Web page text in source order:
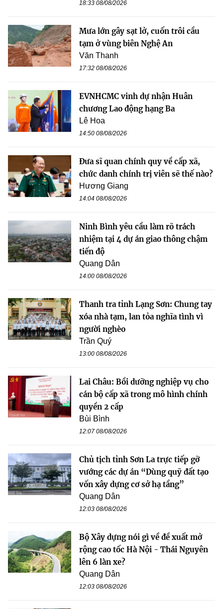
18:33 08/08/2026
Mưa lớn gây sạt lở, cuốn trôi cầu
tạm ở vùng biên Nghệ An
Văn Thanh
17:32 08/08/2026
EVNHCMC vinh dự nhận Huân
chương Lao động hạng Ba
Lê Hoa
14:50 08/08/2026
Đưa sĩ quan chính quy về cấp xã,
chức danh chính trị viên sẽ thế nào?
Hương Giang
14:04 08/08/2026
Ninh Bình yêu cầu làm rõ trách
nhiệm tại 4 dự án giao thông chậm
tiến độ
Quang Dân
14:00 08/08/2026
Thanh tra tỉnh Lạng Sơn: Chung tay
xóa nhà tạm, lan tỏa nghĩa tình vì
người nghèo
Trần Quý
13:00 08/08/2026
Lai Châu: Bồi dưỡng nghiệp vụ cho
cán bộ cấp xã trong mô hình chính
quyền 2 cấp
Bùi Bình
12:07 08/08/2026
Chủ tịch tỉnh Sơn La trực tiếp gỡ
vướng các dự án “Dùng quỹ đất tạo
vốn xây dựng cơ sở hạ tầng”
Quang Dân
12:03 08/08/2026
Bộ Xây dựng nói gì về đề xuất mở
rộng cao tốc Hà Nội - Thái Nguyên
lên 6 làn xe?
Quang Dân
12:03 08/08/2026